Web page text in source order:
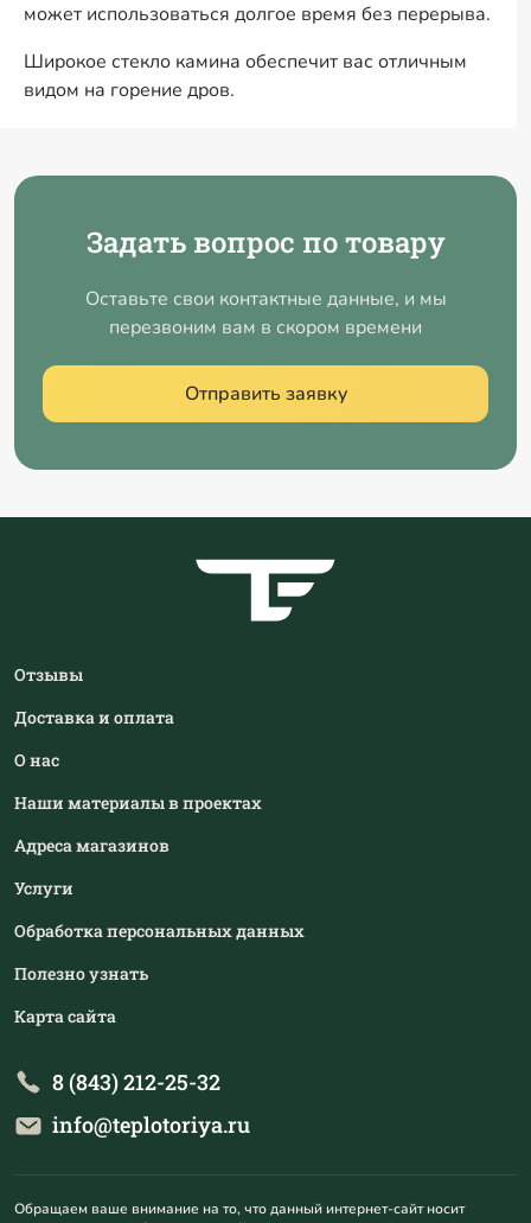
может использоваться долгое время без перерыва.
Широкое стекло камина обеспечит вас отличным
видом на горение дров.
Задать вопрос по товару
Оставьте свои контактные данные, и мы
перезвоним вам в скором времени
Отправить заявку
Отзывы
Доставка и оплата
О нас
Наши материалы в проектах
Адреса магазинов
Услуги
Обработка персональных данных
Полезно узнать
Карта сайта
8 (843) 212-25-32
info@teplotoriya.ru
Обращаем ваше внимание на то, что данный интернет-сайт носит